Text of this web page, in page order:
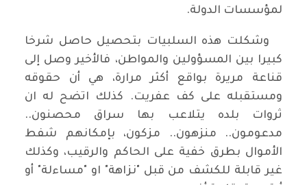
لمؤسسات الدولة.
وشكلت هذه السلبيات بتحصيل حاصل شرخا
كبيرا بين المسؤولين والمواطن، فالأخير وصل إلى
قناعة مريرة بواقع أكثر مرارة، هي أن حقوقه
ومستقبله على كف عفريت. كذلك اتضح له ان
ثروات بلده يتلاعب بها سراق محصنون..
مدعومون.. منزهون.. مزكون، بإمكانهم شفط
الأموال بطرق خفية على الحاكم والرقيب، وكذلك
غير قابلة للكشف من قبل "نزاهة" او "مساءلة" أو